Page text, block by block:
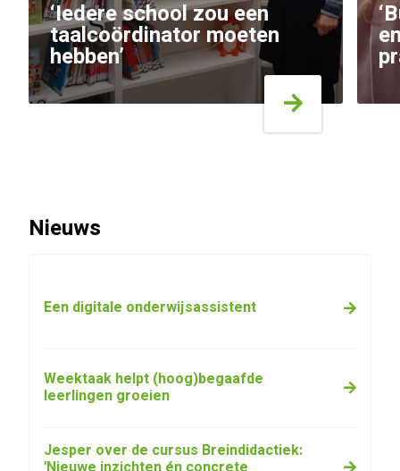
‘Iedere school zou een
taalcoördinator moeten
hebben’
Nieuws
Een digitale onderwijsassistent
Weektaak helpt (hoog)begaafde
leerlingen groeien
Jesper over de cursus Breindidactiek: